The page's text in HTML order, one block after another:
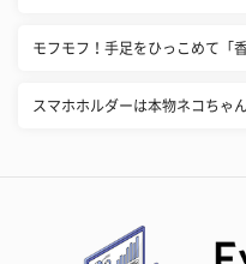
モフモフ！手足をひっこめて「
スマホホルダーは本物ネコちゃ